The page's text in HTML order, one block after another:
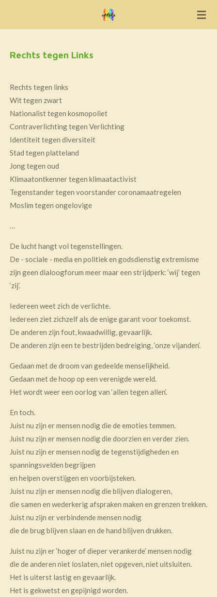
deRechts tegen Links
Rechts tegen links
Wit tegen zwart
Nationalist tegen kosmopoliet
Contraverlichting tegen Verlichting
Identiteit tegen diversiteit
Stad tegen platteland
Jong tegen oud
Klimaatontkenner tegen klimaatactivist
Tegenstander tegen voorstander coronamaatregelen
Moslim tegen ongelovige
…
De lucht hangt vol tegenstellingen.
De - sociale - media en politiek en godsdienstig extremisme
zijn geen dialoogforum meer maar een strijdperk: ‘wij’ tegen
‘zij’.
Iedereen weet zich de verlichte.
Iedereen ziet zichzelf als de enige garant voor toekomst.
De anderen zijn fout, kwaadwillig, gevaarlijk.
De anderen zijn een te bestrijden bedreiging, ‘onze vijanden’.
Gedaan met de droom van gedeelde menselijkheid.
Gedaan met de hoop op een verenigde wereld.
Het wordt weer een oorlog van ‘allen tegen allen’.
En toch.
Juist nu zijn er mensen nodig die de emoties temmen.
Juist nu zijn er mensen nodig die doorzien en verder zien.
Juist nu zijn er mensen nodig de tegenstijdigheden en
spanningsvelden begrijpen
en helpen overstijgen en voorbijsteken.
Juist nu zijn er mensen nodig die blijven dialogeren,
die samen en wederkerig afspraken maken en grenzen trekken.
Juist nu zijn er verbindende mensen nodig
die de brug blijven slaan en de hand blijven drukken.
Juist nu zijn er ‘hoger of dieper verankerde’ mensen nodig
die de anderen niet loslaten, niet opgeven, niet uitsluiten.
Het is uiterst lastig en gevaarlijk.
Het is gekwetst en gepijnigd worden.